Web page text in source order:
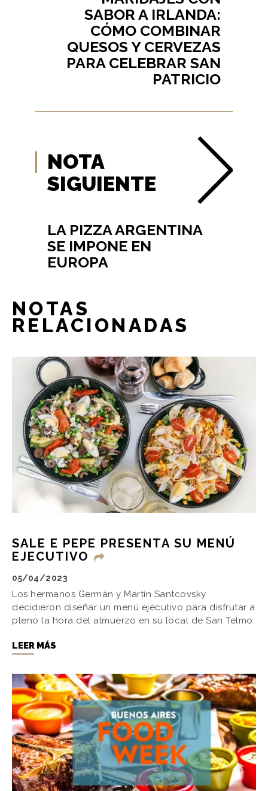
SABOR A IRLANDA:
CÓMO COMBINAR
QUESOS Y CERVEZAS
PARA CELEBRAR SAN
PATRICIO
NOTA
SIGUIENTE
LA PIZZA ARGENTINA
SE IMPONE EN
EUROPA
NOTAS
RELACIONADAS
SALE E PEPE PRESENTA SU MENÚ
EJECUTIVO
05/04/2023
Los hermanos Germán y Martín Santcovsky
decidieron diseñar un menú ejecutivo para disfrutar a
pleno la hora del almuerzo en su local de San Telmo.
LEER MÁS